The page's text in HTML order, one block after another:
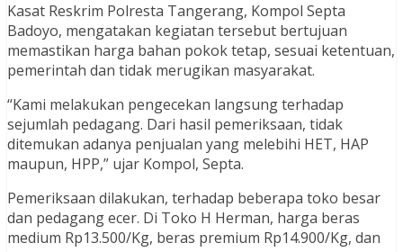
Kasat Reskrim Polresta Tangerang, Kompol Septa
Badoyo, mengatakan kegiatan tersebut bertujuan
memastikan harga bahan pokok tetap, sesuai ketentuan,
pemerintah dan tidak merugikan masyarakat.
“Kami melakukan pengecekan langsung terhadap
sejumlah pedagang. Dari hasil pemeriksaan, tidak
ditemukan adanya penjualan yang melebihi HET, HAP
maupun, HPP,” ujar Kompol, Septa.
Pemeriksaan dilakukan, terhadap beberapa toko besar
dan pedagang ecer. Di Toko H Herman, harga beras
medium Rp13.500/Kg, beras premium Rp14.900/Kg, dan